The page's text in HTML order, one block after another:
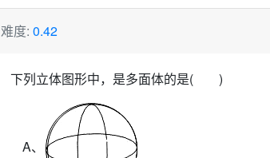
难度: 0.42
下列立体图形中，是多面体的是( )
A、